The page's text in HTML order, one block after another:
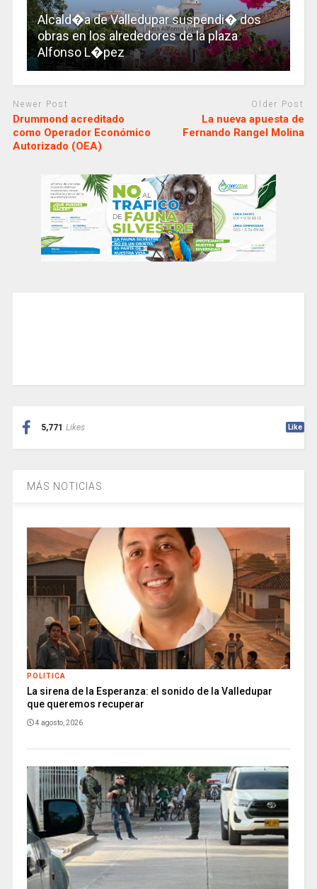
Alcald�a de Valledupar suspendi� dos
obras en los alrededores de la plaza
Alfonso L�pez
Newer Post
Drummond acreditado
como Operador Económico
Autorizado (OEA)
Older Post
La nueva apuesta de
Fernando Rangel Molina
5,771 Likes Like
MÁS NOTICIAS
POLITICA
La sirena de la Esperanza: el sonido de la Valledupar
que queremos recuperar
4 agosto, 2026